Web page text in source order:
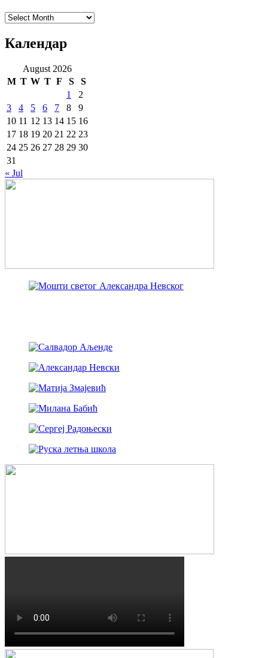
Архиве
Календар
August 2026
M T W T F S
S
1
2
3
4 5 6 7 8
9
10 11 12 13 14 15 16
17 18 19 20 21 22 23
24 25 26 27 28 29 30
31
« Jul